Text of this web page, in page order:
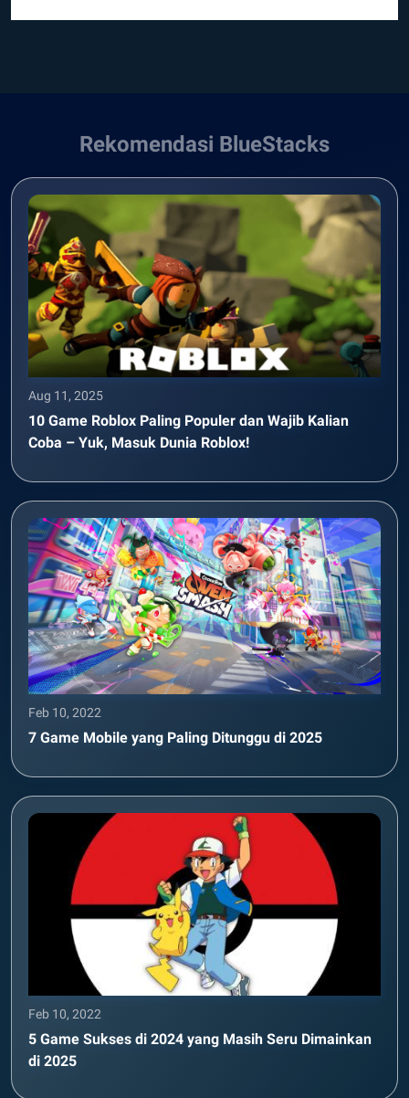
Rekomendasi BlueStacks
Aug 11, 2025
10 Game Roblox Paling Populer dan Wajib Kalian
Coba – Yuk, Masuk Dunia Roblox!
Feb 10, 2022
7 Game Mobile yang Paling Ditunggu di 2025
Feb 10, 2022
5 Game Sukses di 2024 yang Masih Seru Dimainkan
di 2025